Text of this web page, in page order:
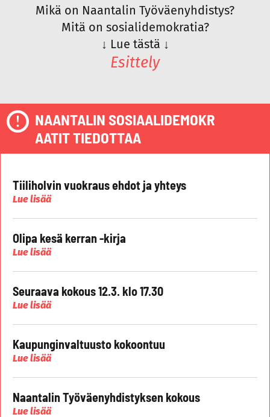
Mikä on Naantalin Työväenyhdistys?
Mitä on sosialidemokratia?
↓ Lue tästä ↓
Esittely
NAANTALIN SOSIAALIDEMOKR
AATIT TIEDOTTAA
Tiiliholvin vuokraus ehdot ja yhteys
Lue lisää
Olipa kesä kerran -kirja
Lue lisää
Seuraava kokous 12.3. klo 17.30
Lue lisää
Kaupunginvaltuusto kokoontuu
Lue lisää
Naantalin Työväenyhdistyksen kokous
Lue lisää